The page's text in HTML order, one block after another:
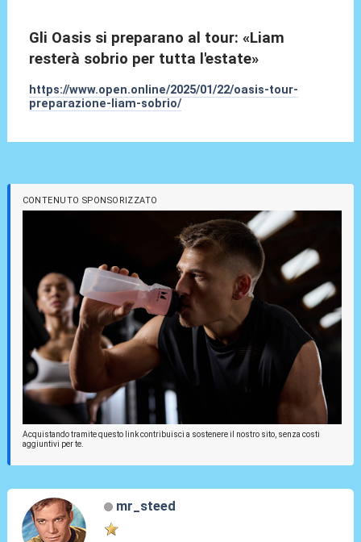
Gli Oasis si preparano al tour: «Liam
resterà sobrio per tutta l'estate»
https://www.open.online/2025/01/22/oasis-tour-
preparazione-liam-sobrio/
CONTENUTO SPONSORIZZATO
Acquistando tramite questo link contribuisci a sostenere il nostro sito, senza costi
aggiuntivi per te.
mr_steed